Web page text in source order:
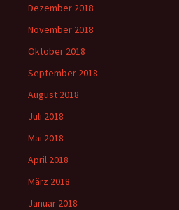
Dezember 2018
November 2018
Oktober 2018
September 2018
August 2018
Juli 2018
Mai 2018
April 2018
März 2018
Januar 2018